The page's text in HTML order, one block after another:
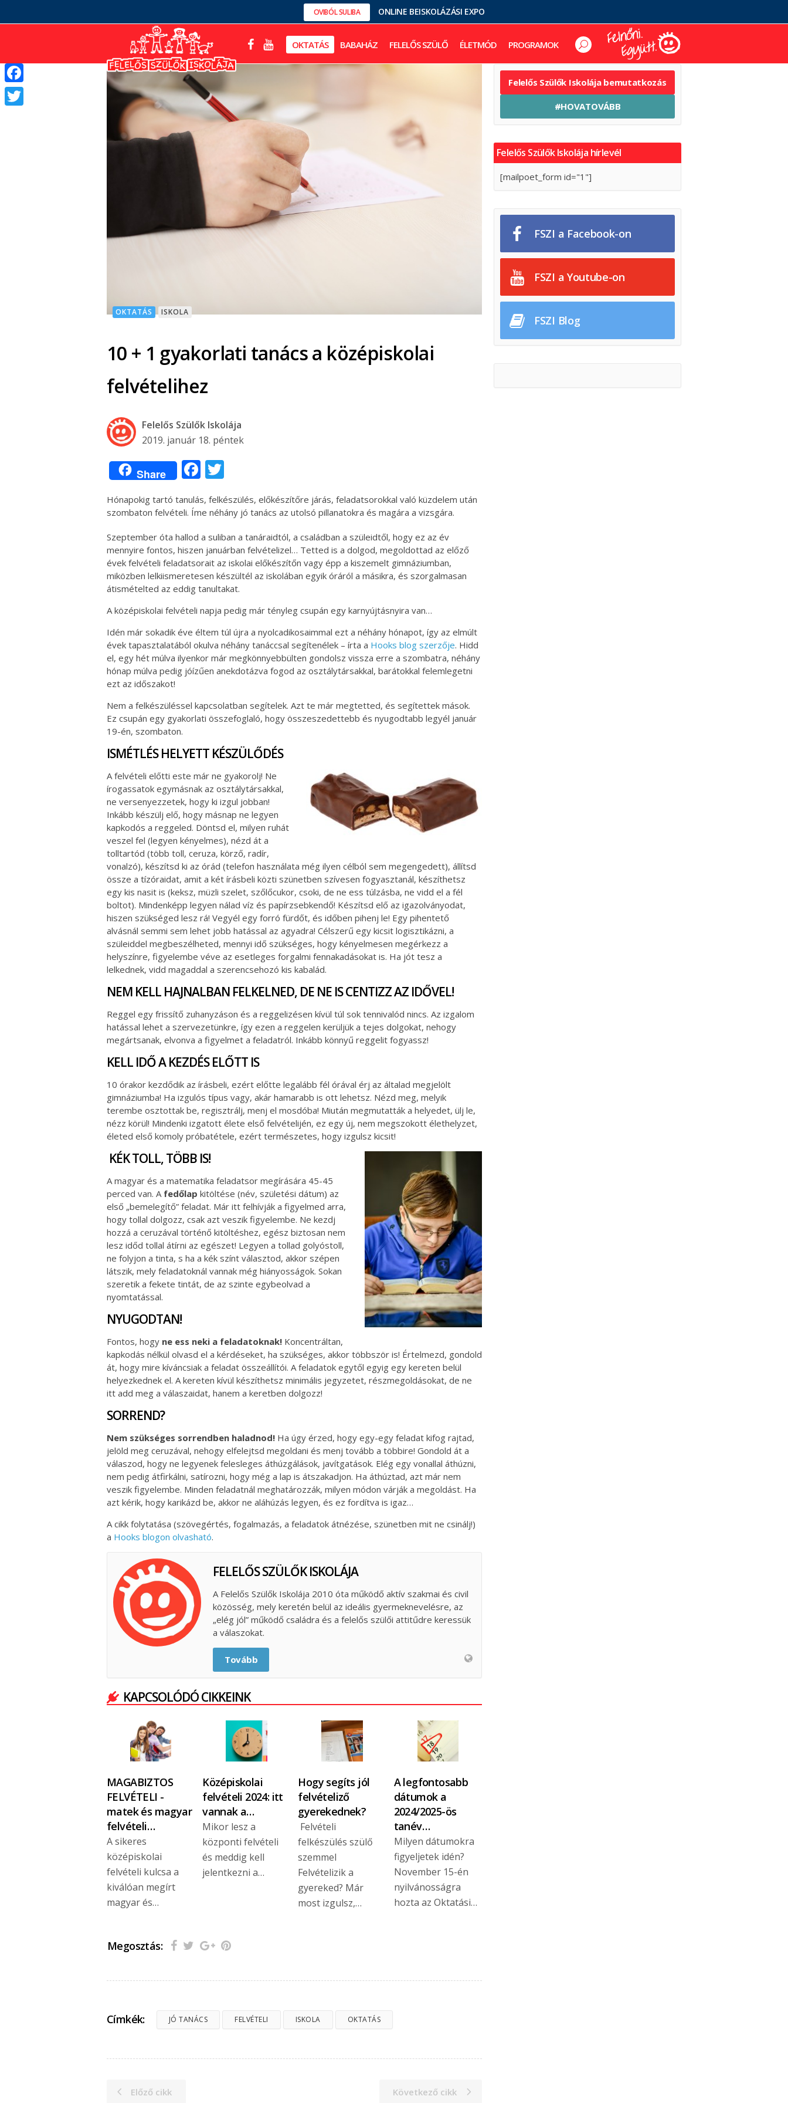
OVIBÓL SULIBA ONLINE BEISKOLÁZÁSI EXPO
OKTATÁS BABAHÁZ FELELŐS SZÜLŐ ÉLETMÓD PROGRAMOK
OKTATÁS ISKOLA
10 + 1 gyakorlati tanács a középiskolai
felvételihez
Felelős Szülők Iskolája
2019. január 18. péntek
Share Facebook
Hónapokig tartó tanulás, felkészülés, előkészítőre járás, feladatsorokkal való küzdelem után
szombaton felvételi. Íme néhány jó tanács az utolsó pillanatokra és magára a vizsgára.
Szeptember óta hallod a suliban a tanáraidtól, a családban a szüleidtől, hogy ez az év
mennyire fontos, hiszen januárban felvételizel… Tetted is a dolgod, megoldottad az előző
évek felvételi feladatsorait az iskolai előkészítőn vagy épp a kiszemelt gimnáziumban,
miközben lelkiismeretesen készültél az iskolában egyik óráról a másikra, és szorgalmasan
átismételted az eddig tanultakat.
A középiskolai felvételi napja pedig már tényleg csupán egy karnyújtásnyira van…
Idén már sokadik éve éltem túl újra a nyolcadikosaimmal ezt a néhány hónapot, így az elmúlt
évek tapasztalatából okulva néhány tanáccsal segítenélek – írta a Hooks blog szerzője. Hidd
el, egy hét múlva ilyenkor már megkönnyebbülten gondolsz vissza erre a szombatra, néhány
hónap múlva pedig jóízűen anekdotázva fogod az osztálytársakkal, barátokkal felemlegetni
ezt az időszakot!
Nem a felkészüléssel kapcsolatban segítelek. Azt te már megtetted, és segítettek mások.
Ez csupán egy gyakorlati összefoglaló, hogy összeszedettebb és nyugodtabb legyél január
19-én, szombaton.
ISMÉTLÉS HELYETT KÉSZÜLŐDÉS
A felvételi előtti este már ne gyakorolj! Ne
írogassatok egymásnak az osztálytársakkal,
ne versenyezzetek, hogy ki izgul jobban!
Inkább készülj elő, hogy másnap ne legyen
kapkodós a reggeled. Döntsd el, milyen ruhát
veszel fel (legyen kényelmes), nézd át a
tolltartód (több toll, ceruza, körző, radír,
vonalzó), készítsd ki az órád (telefon használata még ilyen célból sem megengedett), állítsd
össze a tízóraidat, amit a két írásbeli közti szünetben szívesen fogyasztanál, készíthetsz
egy kis nasit is (keksz, müzli szelet, szőlőcukor, csoki, de ne ess túlzásba, ne vidd el a fél
boltot). Mindenképp legyen nálad víz és papírzsebkendő! Készítsd elő az igazolványodat,
hiszen szükséged lesz rá! Vegyél egy forró fürdőt, és időben pihenj le! Egy pihentető
alvásnál semmi sem lehet jobb hatással az agyadra! Célszerű egy kicsit logisztikázni, a
szüleiddel megbeszélheted, mennyi idő szükséges, hogy kényelmesen megérkezz a
helyszínre, figyelembe véve az esetleges forgalmi fennakadásokat is. Ha jót tesz a
lelkednek, vidd magaddal a szerencsehozó kis kabalád.
NEM KELL HAJNALBAN FELKELNED, DE NE IS CENTIZZ AZ IDŐVEL!
Reggel egy frissítő zuhanyzáson és a reggelizésen kívül túl sok tennivalód nincs. Az izgalom
hatással lehet a szervezetünkre, így ezen a reggelen kerüljük a tejes dolgokat, nehogy
megártsanak, elvonva a figyelmet a feladatról. Inkább könnyű reggelit fogyassz!
KELL IDŐ A KEZDÉS ELŐTT IS
10 órakor kezdődik az írásbeli, ezért előtte legalább fél órával érj az általad megjelölt
gimnáziumba! Ha izgulós típus vagy, akár hamarabb is ott lehetsz. Nézd meg, melyik
terembe osztottak be, regisztrálj, menj el mosdóba! Miután megmutatták a helyedet, ülj le,
nézz körül! Mindenki izgatott élete első felvételijén, ez egy új, nem megszokott élethelyzet,
életed első komoly próbatétele, ezért természetes, hogy izgulsz kicsit!
KÉK TOLL, TÖBB IS!
A magyar és a matematika feladatsor megírására 45-45
perced van. A fedőlap kitöltése (név, születési dátum) az
első „bemelegítő” feladat. Már itt felhívják a figyelmed arra,
hogy tollal dolgozz, csak azt veszik figyelembe. Ne kezdj
hozzá a ceruzával történő kitöltéshez, egész biztosan nem
lesz időd tollal átírni az egészet! Legyen a tollad golyóstoll,
ne folyjon a tinta, s ha a kék színt választod, akkor szépen
látszik, mely feladatoknál vannak még hiányosságok. Sokan
szeretik a fekete tintát, de az szinte egybeolvad a
nyomtatással.
NYUGODTAN!
Fontos, hogy ne ess neki a feladatoknak! Koncentráltan,
kapkodás nélkül olvasd el a kérdéseket, ha szükséges, akkor többször is! Értelmezd, gondold
át, hogy mire kíváncsiak a feladat összeállítói. A feladatok egytől egyig egy kereten belül
helyezkednek el. A kereten kívül készíthetsz minimális jegyzetet, részmegoldásokat, de ne
itt add meg a válaszaidat, hanem a keretben dolgozz!
SORREND?
Nem szükséges sorrendben haladnod! Ha úgy érzed, hogy egy-egy feladat kifog rajtad,
jelöld meg ceruzával, nehogy elfelejtsd megoldani és menj tovább a többire! Gondold át a
válaszod, hogy ne legyenek felesleges áthúzgálások, javítgatások. Elég egy vonallal áthúzni,
nem pedig átfirkálni, satírozni, hogy még a lap is átszakadjon. Ha áthúztad, azt már nem
veszik figyelembe. Minden feladatnál meghatározzák, milyen módon várják a megoldást. Ha
azt kérik, hogy karikázd be, akkor ne aláhúzás legyen, és ez fordítva is igaz…
A cikk folytatása (szövegértés, fogalmazás, a feladatok átnézése, szünetben mit ne csinálj!)
a Hooks blogon olvasható.
FELELŐS SZÜLŐK ISKOLÁJA
A Felelős Szülők Iskolája 2010 óta működő aktív szakmai és civil
közösség, mely keretén belül az ideális gyermeknevelésre, az
„elég jól” működő családra és a felelős szülői attitűdre keressük
a válaszokat.
Tovább
KAPCSOLÓDÓ CIKKEINK
MAGABIZTOS
FELVÉTELI -
matek és magyar
felvételi…
A sikeres
középiskolai
felvételi kulcsa a
kiválóan megírt
magyar és…
Középiskolai
felvételi 2024: itt
vannak a…
Mikor lesz a
központi felvételi
és meddig kell
jelentkezni a…
Hogy segíts jól
felvételiző
gyerekednek?
Felvételi
felkészülés szülő
szemmel
Felvételizik a
gyereked? Már
most izgulsz,…
A legfontosabb
dátumok a
2024/2025-ös
tanév…
Milyen dátumokra
figyeljetek idén?
November 15-én
nyilvánosságra
hozta az Oktatási…
Megosztás:
Címkék: JÓ TANÁCS FELVÉTELI ISKOLA OKTATÁS
Előző cikk Következő cikk
Felelős Szülők Iskolája bemutatkozás
#HOVATOVÁBB
Felelős Szülők Iskolája hírlevél
[mailpoet_form id="1"]
FSZI a Facebook-on
FSZI a Youtube-on
FSZI Blog
Facebook